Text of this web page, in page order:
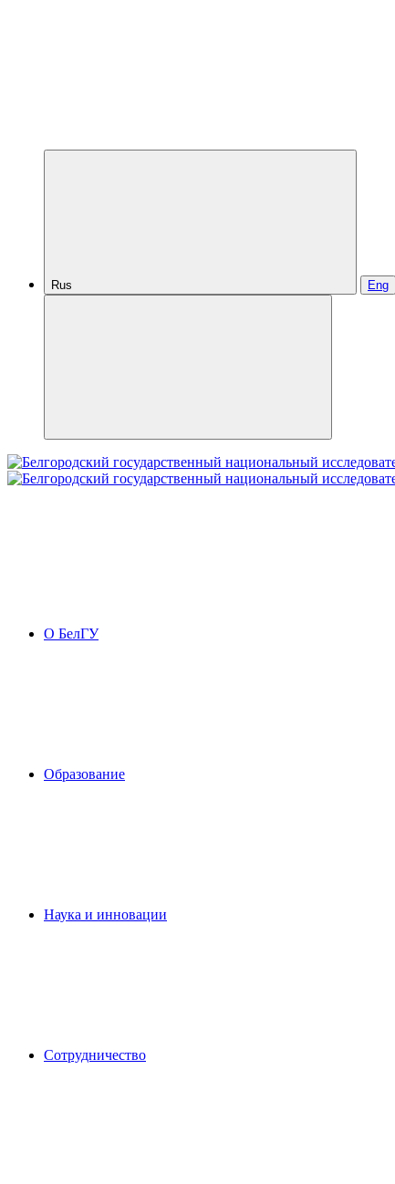
Rus Eng
О БелГУ
Образование
Наука и инновации
Сотрудничество